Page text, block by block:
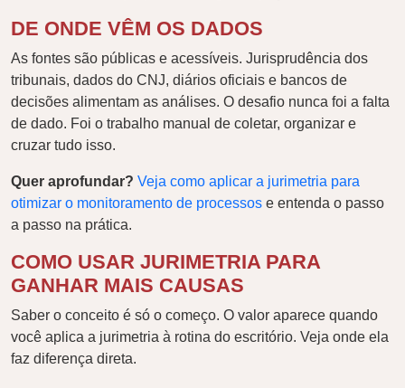
DE ONDE VÊM OS DADOS
As fontes são públicas e acessíveis. Jurisprudência dos
tribunais, dados do CNJ, diários oficiais e bancos de
decisões alimentam as análises. O desafio nunca foi a falta
de dado. Foi o trabalho manual de coletar, organizar e
cruzar tudo isso.
Quer aprofundar? Veja como aplicar a jurimetria para
otimizar o monitoramento de processos e entenda o passo
a passo na prática.
COMO USAR JURIMETRIA PARA
GANHAR MAIS CAUSAS
Saber o conceito é só o começo. O valor aparece quando
você aplica a jurimetria à rotina do escritório. Veja onde ela
faz diferença direta.